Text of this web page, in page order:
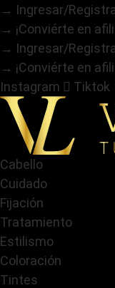
contenido
→ Ingresar/
→ ¡Conviérte en
→ Ingresar/
→ ¡Conviérte en
Instagram
Tiktok
Cabello
Cuidado
Fijación
Tratamiento
Estilismo
Coloración
Tintes